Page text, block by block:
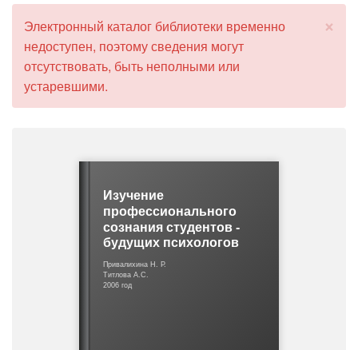
×
о
о
б
щ
е
Электронный каталог библиотеки временно
недоступен, поэтому сведения могут
отсутствовать, быть неполными или
устаревшими.
Изучение
профессионального
сознания студентов -
будущих психологов
Привалихина Н. Р.
Титлова А.С.
2006 год